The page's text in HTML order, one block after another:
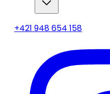
+421 948 654 158